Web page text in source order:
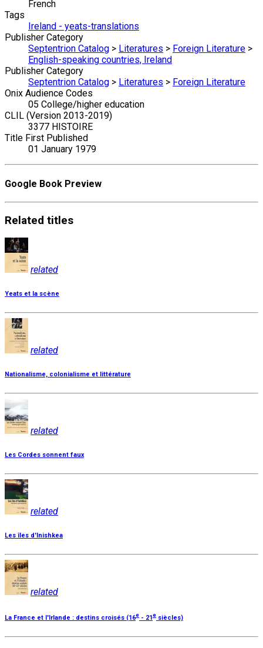
French
Tags
Ireland - yeats-translations
Publisher Category
Septentrion Catalog > Literatures > Foreign Literature >
English-speaking countries, Ireland
Publisher Category
Septentrion Catalog > Literatures > Foreign Literature
Onix Audience Codes
05 College/higher education
CLIL (Version 2013-2019)
3377 HISTOIRE
Title First Published
01 January 1979
Google Book Preview
Related titles
related
Yeats et la scène
related
Nationalisme, colonialisme et littérature
related
Les Cordes sonnent faux
related
Les îles d'Inishkea
related
La France et l'Irlande : destins croisés (16e - 21e siècles)